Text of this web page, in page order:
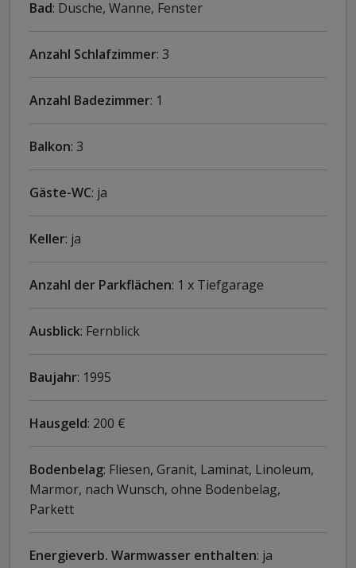
Bad: Dusche, Wanne, Fenster
Anzahl Schlafzimmer: 3
Anzahl Badezimmer: 1
Balkon: 3
Gäste-WC: ja
Keller: ja
Anzahl der Parkflächen: 1 x Tiefgarage
Ausblick: Fernblick
Baujahr: 1995
Hausgeld: 200 €
Bodenbelag: Fliesen, Granit, Laminat, Linoleum,
Marmor, nach Wunsch, ohne Bodenbelag,
Parkett
Energieverb. Warmwasser enthalten: ja